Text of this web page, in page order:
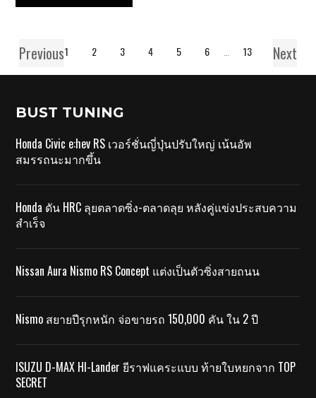
Previous1 2 3 4 5 6 13 Next
BUST TUNING
Honda Civic e:hev RS เวอร์ชั่นญี่ปุ่นปรับใหญ่ เน้นอัพ
สมรรถนะมากขึ้น
Honda ดัน HRC ลุยตลาดซิ่ง-ตลาดลุย หลังคู่แข่งประสบความ
สำเร็จ
Nissan Aura Nismo RS Concept แต่งเป็นตัวซิ่งสายถนน
Nismo สยายปีรุกหนัก จ่อขายรถ 150,000 คัน ใน 2 ปี
ISUZU D-MAX HI-Lander ยีราฟแคระแบบ ท้ายใบหยกจาก TOP
SECRET